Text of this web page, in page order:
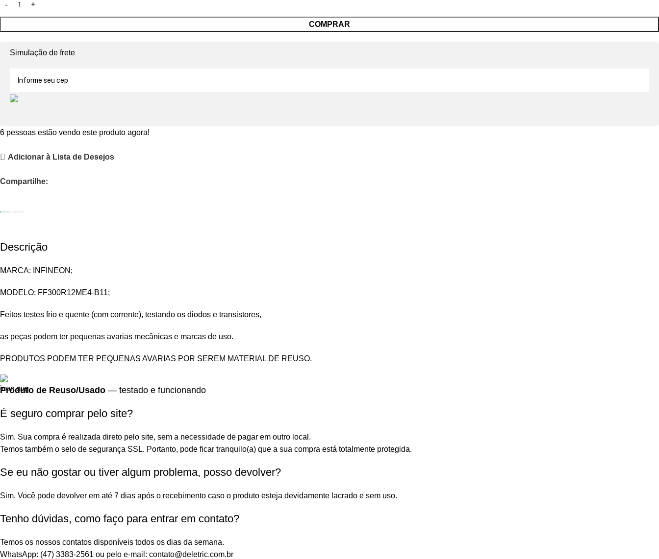
COMPRAR
Simulação de frete
6 pessoas estão vendo este produto agora!
Adicionar à Lista de Desejos
Compartilhe:
Descrição
MARCA: INFINEON;
MODELO; FF300R12ME4-B11;
Feitos testes frio e quente (com corrente), testando os diodos e transistores,
as peças podem ter pequenas avarias mecânicas e marcas de uso.
PRODUTOS PODEM TER PEQUENAS AVARIAS POR SEREM MATERIAL DE REUSO.
Produto de Reuso/Usado — testado e funcionando
É seguro comprar pelo site?
Sim. Sua compra é realizada direto pelo site, sem a necessidade de pagar em outro local.
Temos também o selo de segurança SSL. Portanto, pode ficar tranquilo(a) que a sua compra está totalmente protegida.
Se eu não gostar ou tiver algum problema, posso devolver?
Sim. Você pode devolver em até 7 dias após o recebimento caso o produto esteja devidamente lacrado e sem uso.
Tenho dúvidas, como faço para entrar em contato?
Temos os nossos contatos disponíveis todos os dias da semana.
WhatsApp: (47) 3383-2561 ou pelo e-mail: contato@deletric.com.br